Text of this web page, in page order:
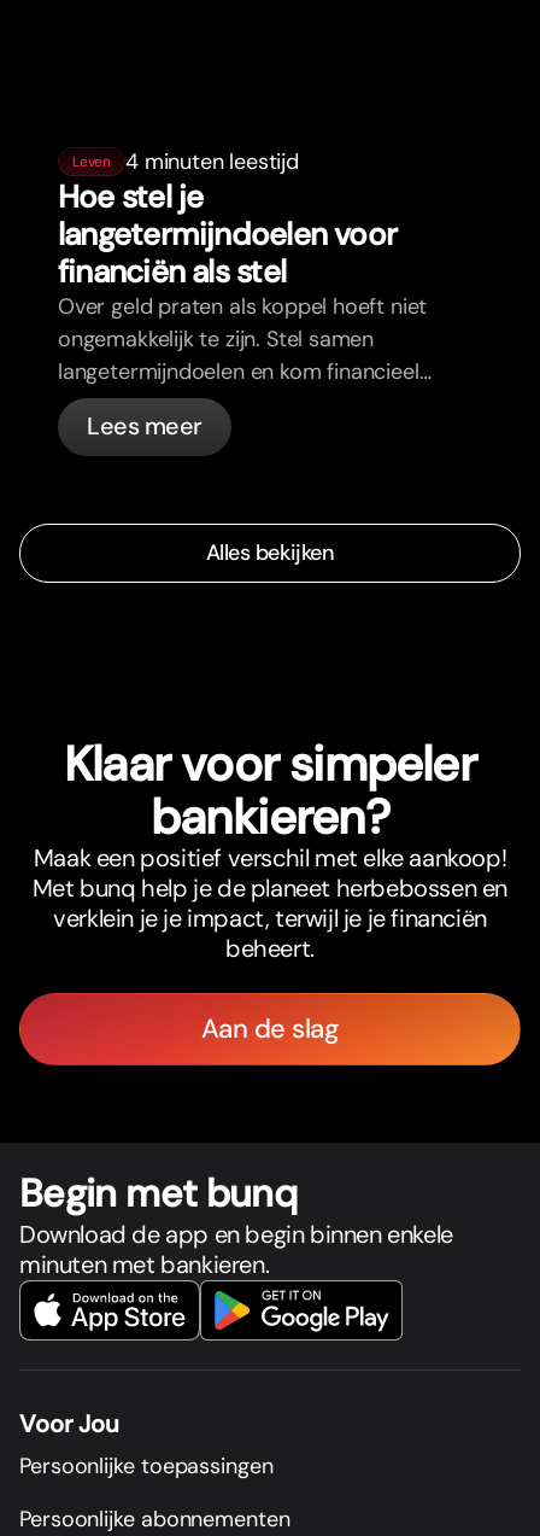
Leven 4 minuten leestijd
Hoe stel je
langetermijndoelen voor
financiën als stel
Over geld praten als koppel hoeft niet
ongemakkelijk te zijn. Stel samen
langetermijndoelen en kom financieel
op één lijn.
Lees meer
Alles bekijken
Klaar voor simpeler
bankieren?
Maak een positief verschil met elke aankoop!
Met bunq help je de planeet herbebossen en
verklein je je impact, terwijl je je financiën
beheert.
Aan de slag
Begin met bunq
Download de app en begin binnen enkele
minuten met bankieren.
Voor Jou
Persoonlijke toepassingen
Persoonlijke abonnementen